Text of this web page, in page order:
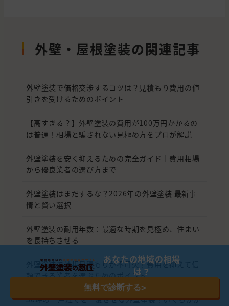
外壁・屋根塗装の関連記事
外壁塗装で価格交渉するコツは？見積もり費用の値
引きを受けるためのポイント
【高すぎる？】外壁塗装の費用が100万円かかるの
は普通！相場と騙されない見極め方をプロが解説
外壁塗装を安く抑えるための完全ガイド｜費用相場
から優良業者の選び方まで
外壁塗装はまだするな？2026年の外壁塗装 最新事
情と賢い選択
外壁塗装の耐用年数：最適な時期を見極め、住まい
を長持ちさせる
外壁塗装では相見積もりが不可欠！費用を抑えて信
頼できる業者を選ぶためのポイント
30坪の一戸建てを一変させる外壁塗装！いくらかか
あなたの地域の相場
は？
無料で診断する>